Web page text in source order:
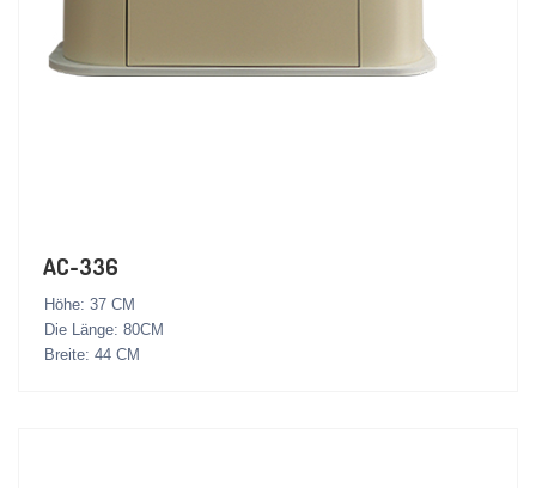
AC-336
Höhe: 37 CM
Die Länge: 80CM
Breite: 44 CM